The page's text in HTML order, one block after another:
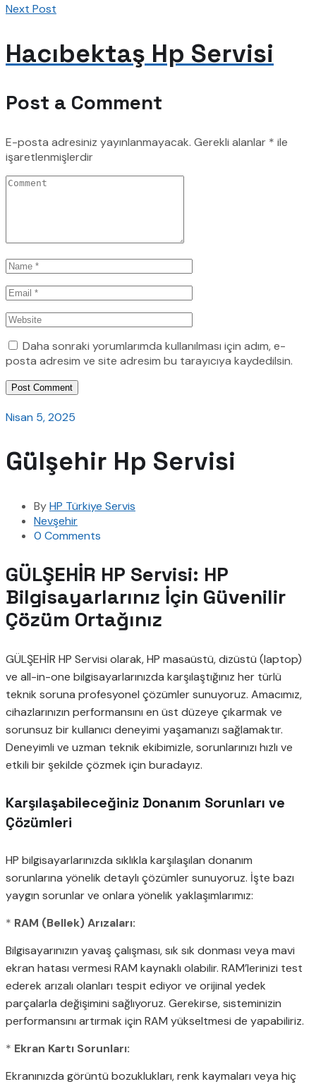
Next Post
Hacıbektaş Hp Servisi
Post a Comment
E-posta adresiniz yayınlanmayacak. Gerekli alanlar * ile
işaretlenmişlerdir
Daha sonraki yorumlarımda kullanılması için adım, e-
posta adresim ve site adresim bu tarayıcıya kaydedilsin.
Post Comment
Nisan 5, 2025
Gülşehir Hp Servisi
ByHP Türkiye Servis
Nevşehir
0 Comments
GÜLŞEHİR HP Servisi: HP
Bilgisayarlarınız İçin Güvenilir
Çözüm Ortağınız
GÜLŞEHİR HP Servisi olarak, HP masaüstü, dizüstü (laptop)
ve all-in-one bilgisayarlarınızda karşılaştığınız her türlü
teknik soruna profesyonel çözümler sunuyoruz. Amacımız,
cihazlarınızın performansını en üst düzeye çıkarmak ve
sorunsuz bir kullanıcı deneyimi yaşamanızı sağlamaktır.
Deneyimli ve uzman teknik ekibimizle, sorunlarınızı hızlı ve
etkili bir şekilde çözmek için buradayız.
Karşılaşabileceğiniz Donanım Sorunları ve
Çözümleri
HP bilgisayarlarınızda sıklıkla karşılaşılan donanım
sorunlarına yönelik detaylı çözümler sunuyoruz. İşte bazı
yaygın sorunlar ve onlara yönelik yaklaşımlarımız:
* RAM (Bellek) Arızaları:
Bilgisayarınızın yavaş çalışması, sık sık donması veya mavi
ekran hatası vermesi RAM kaynaklı olabilir. RAM’lerinizi test
ederek arızalı olanları tespit ediyor ve orijinal yedek
parçalarla değişimini sağlıyoruz. Gerekirse, sisteminizin
performansını artırmak için RAM yükseltmesi de yapabiliriz.
* Ekran Kartı Sorunları:
Ekranınızda görüntü bozuklukları, renk kaymaları veya hiç